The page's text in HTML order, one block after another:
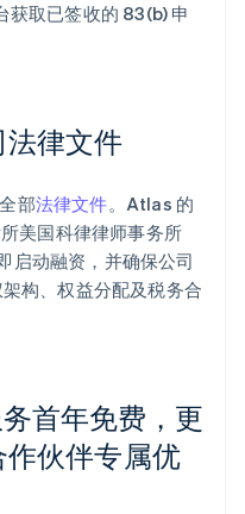
取已签收的 83(b) 申
律文件
部法律文件。Atlas 的
美国科律律师事务所
启动融资，并确保公司
构、权益分配及税务合
首年免费，更
伙伴专属优